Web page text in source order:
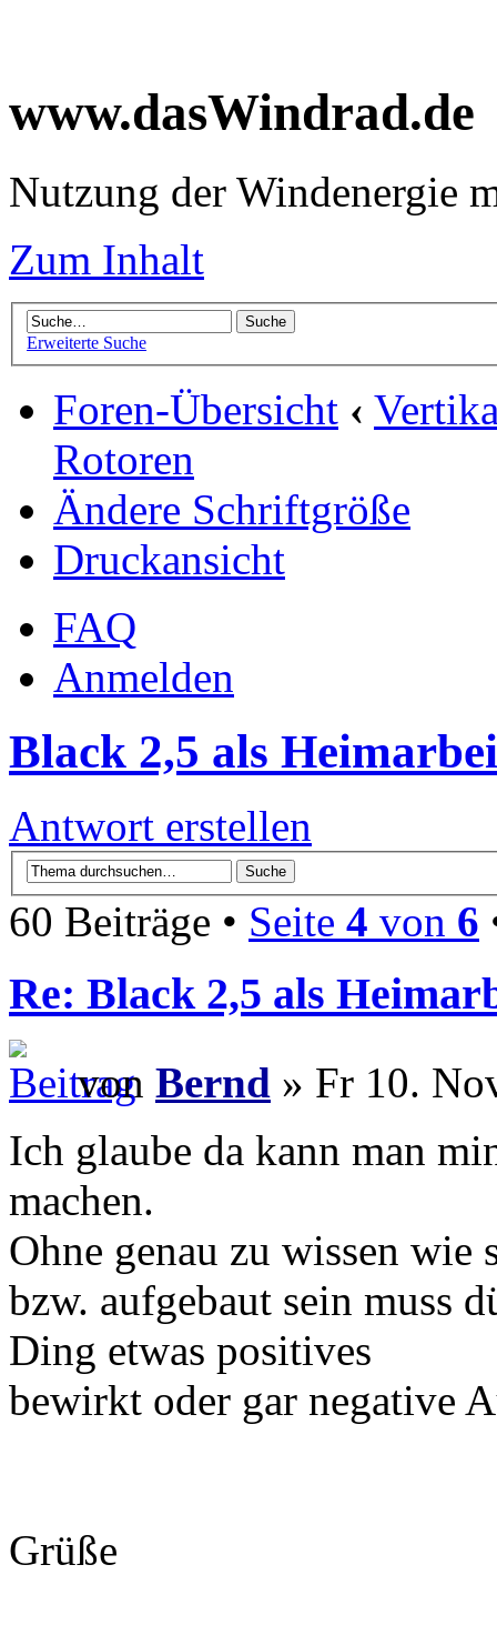
www.dasWindrad.de
Nutzung der Windenergie
Zum Inhalt
Erweiterte Suche
Foren-Übersicht ‹
Rotoren
Ändere Schriftgröße
Druckansicht
FAQ
Anmelden
Black 2,5 als
Antwort erstellen
60 Beiträge • Seite 4 von 6
Re: Black 2,5 als
von Bernd » Fr 10.
Ich glaube da kann man
machen.
Ohne genau zu wissen wie
bzw. aufgebaut sein muss
Ding etwas positives
bewirkt oder gar negative
Grüße